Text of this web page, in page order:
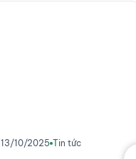
13/10/2025 Tin tức